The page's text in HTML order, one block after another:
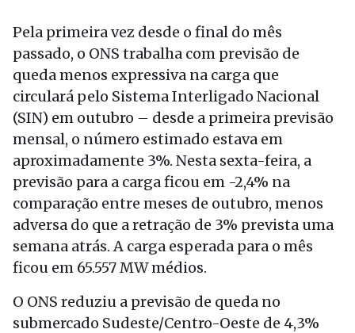
Pela primeira vez desde o final do mês
passado, o ONS trabalha com previsão de
queda menos expressiva na carga que
circulará pelo Sistema Interligado Nacional
(SIN) em outubro – desde a primeira previsão
mensal, o número estimado estava em
aproximadamente 3%. Nesta sexta-feira, a
previsão para a carga ficou em -2,4% na
comparação entre meses de outubro, menos
adversa do que a retração de 3% prevista uma
semana atrás. A carga esperada para o mês
ficou em 65.557 MW médios.
O ONS reduziu a previsão de queda no
submercado Sudeste/Centro-Oeste de 4,3%